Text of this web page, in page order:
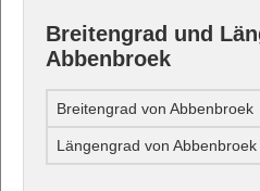
Breitengrad und
Abbenbroek
Breitengrad von Abbenbroek
Längengrad von Abbenbroek